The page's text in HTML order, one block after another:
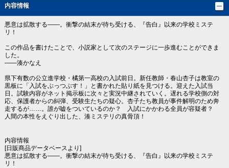
内容情報
悪意は拡散する――。衝撃の結末が待ち受ける、『告白』以来の学校ミステ
リ！
この作品を書けたことで、小説家として次のステージに一歩進むことができま
した。
――湊かなえ
県下有数の公立進学校・橘第一高校の入試前日。新任教師・春山杏子は教室の
黒板に「入試をぶっつぶす！」と書かれた貼り紙を見つける。迎えた入試当
日。試験内容がネット掲示板に次々と実況中継されていく。遅れる学校側の対
応、保護者からの糾弾、受験生たちの疑心。杏子たち教員が事件解明のため奔
走するが……。誰が嘘をついているのか？ 入試にかかわる全員が容疑者？
人間の本性をえぐり出した、湊ミステリの真骨頂！
内容情報
[日販商品データベースより]
悪意は拡散する――。衝撃の結末が待ち受ける、『告白』以来の学校ミステ
リ！